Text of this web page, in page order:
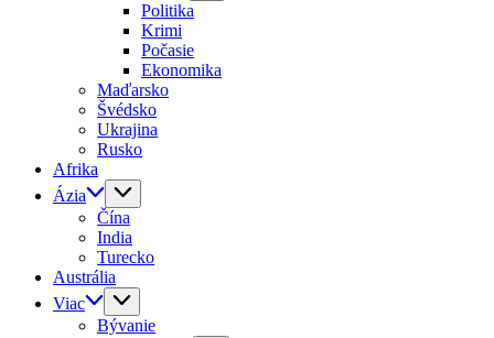
Politika
Krimi
Počasie
Ekonomika
Maďarsko
Švédsko
Ukrajina
Rusko
Afrika
Ázia
Čína
India
Turecko
Austrália
Viac
Bývanie